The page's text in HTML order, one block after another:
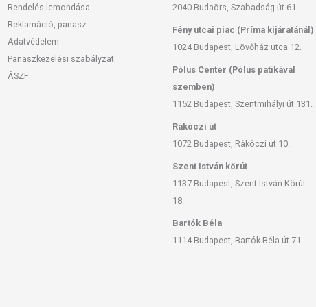
Rendelés lemondása
Reklamáció, panasz
Adatvédelem
Panaszkezelési szabályzat
ÁSZF
2040 Budaörs, Szabadság út 61.
Fény utcai piac (Príma kijáratánál)
1024 Budapest, Lövőház utca 12.
Pólus Center (Pólus patikával
szemben)
1152 Budapest, Szentmihályi út 131.
Rákóczi út
1072 Budapest, Rákóczi út 10.
Szent István körút
1137 Budapest, Szent István Körút
18.
Bartók Béla
1114 Budapest, Bartók Béla út 71.